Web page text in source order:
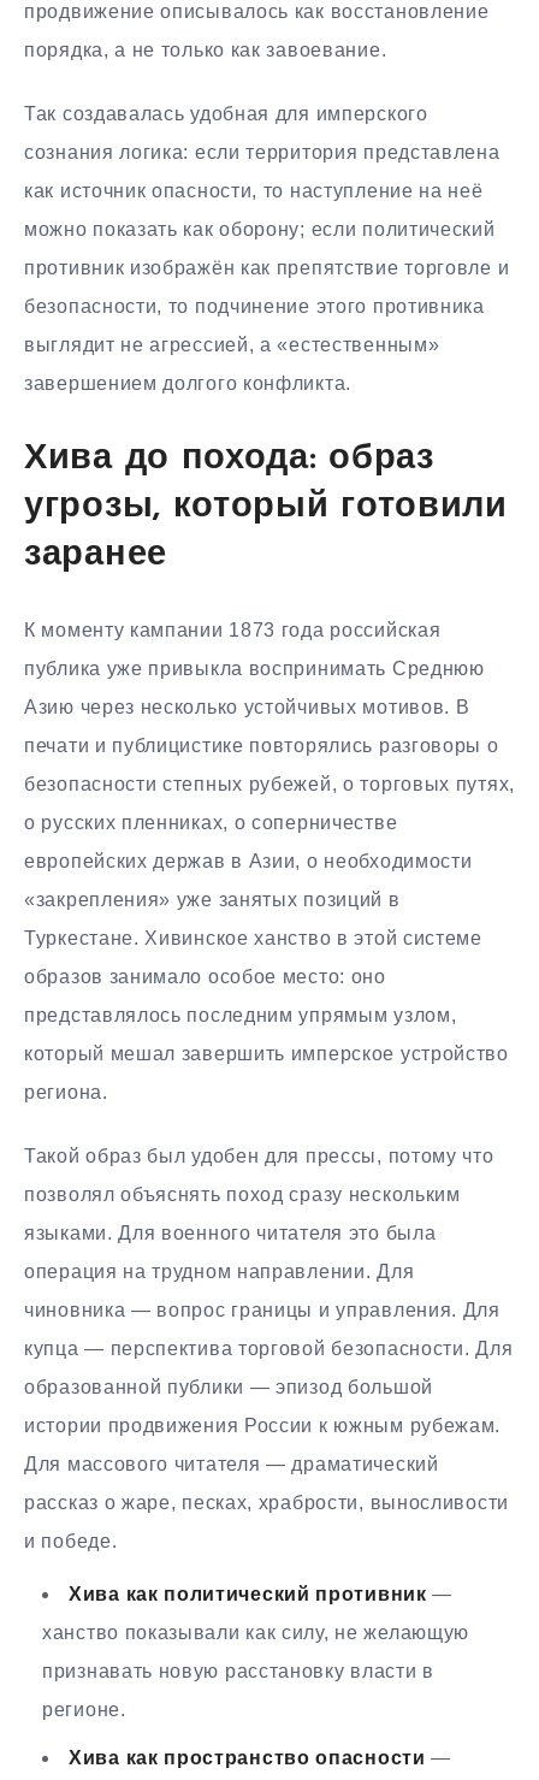
продвижение описывалось как восстановление
порядка, а не только как завоевание.
Так создавалась удобная для имперского
сознания логика: если территория представлена
как источник опасности, то наступление на неё
можно показать как оборону; если политический
противник изображён как препятствие торговле и
безопасности, то подчинение этого противника
выглядит не агрессией, а «естественным»
завершением долгого конфликта.
Хива до похода: образ
угрозы, который готовили
заранее
К моменту кампании 1873 года российская
публика уже привыкла воспринимать Среднюю
Азию через несколько устойчивых мотивов. В
печати и публицистике повторялись разговоры о
безопасности степных рубежей, о торговых путях,
о русских пленниках, о соперничестве
европейских держав в Азии, о необходимости
«закрепления» уже занятых позиций в
Туркестане. Хивинское ханство в этой системе
образов занимало особое место: оно
представлялось последним упрямым узлом,
который мешал завершить имперское устройство
региона.
Такой образ был удобен для прессы, потому что
позволял объяснять поход сразу нескольким
языками. Для военного читателя это была
операция на трудном направлении. Для
чиновника — вопрос границы и управления. Для
купца — перспектива торговой безопасности. Для
образованной публики — эпизод большой
истории продвижения России к южным рубежам.
Для массового читателя — драматический
рассказ о жаре, песках, храбрости, выносливости
и победе.
Хива как политический противник —
ханство показывали как силу, не желающую
признавать новую расстановку власти в
регионе.
Хива как пространство опасности —